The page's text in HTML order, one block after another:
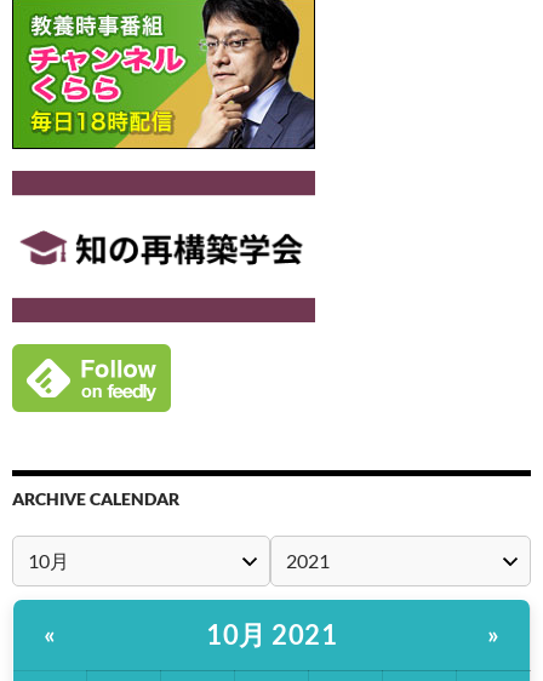
ン
ARCHIVE CALENDAR
« 10月 2021 »